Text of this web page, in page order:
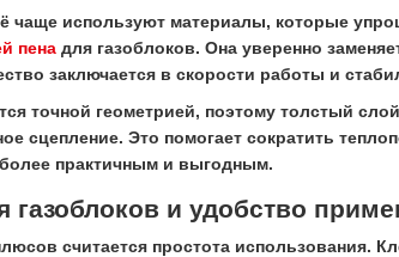
чаще используют материалы, которые
пена для газоблоков. Она уверенно
заключается в скорости работы и
точной геометрией, поэтому толстый
сцепление. Это помогает сократить
практичным и выгодным.
газоблоков и удобство
считается простота использования.